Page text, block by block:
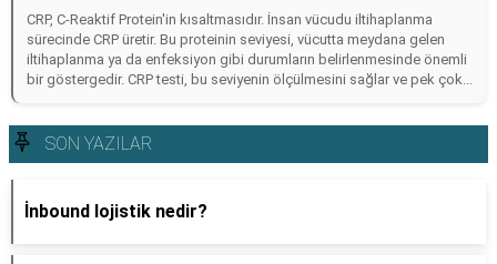
CRP, C-Reaktif Protein'in kısaltmasıdır. İnsan vücudu iltihaplanma
sürecinde CRP üretir. Bu proteinin seviyesi, vücutta meydana gelen
iltihaplanma ya da enfeksiyon gibi durumların belirlenmesinde önemli
bir göstergedir. CRP testi, bu seviyenin ölçülmesini sağlar ve pek çok...
SON YAZILAR
İnbound lojistik nedir?